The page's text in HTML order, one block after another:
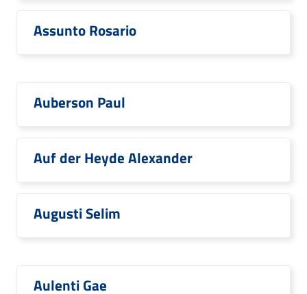
Assunto Rosario
Auberson Paul
Auf der Heyde Alexander
Augusti Selim
Aulenti Gae